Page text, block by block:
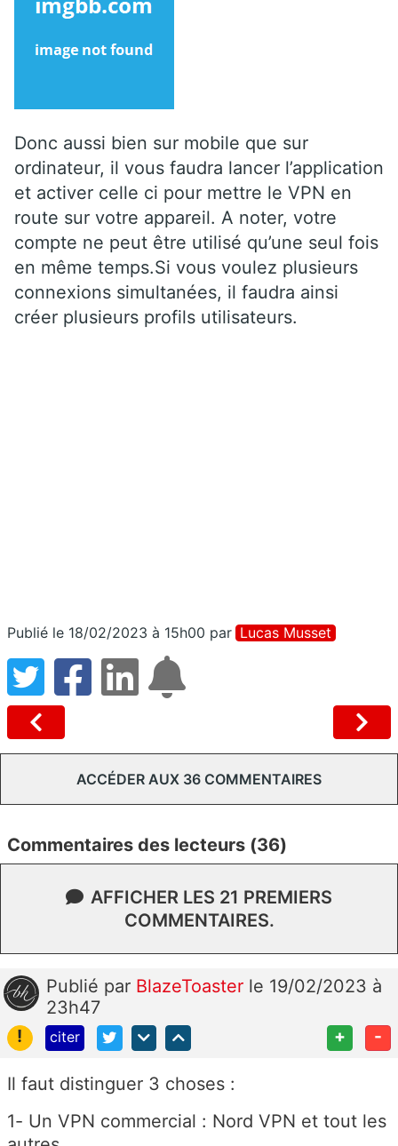
Donc aussi bien sur mobile que sur
ordinateur, il vous faudra lancer l’application
et activer celle ci pour mettre le VPN en
route sur votre appareil. A noter, votre
compte ne peut être utilisé qu’une seul fois
en même temps.Si vous voulez plusieurs
connexions simultanées, il faudra ainsi
créer plusieurs profils utilisateurs.
Publié le 18/02/2023 à 15h00 par Lucas Musset
ACCÉDER AUX 36 COMMENTAIRES
Commentaires des lecteurs (36)
AFFICHER LES 21 PREMIERS
COMMENTAIRES.
Publié par BlazeToaster le 19/02/2023 à
23h47
!
citer + -
Il faut distinguer 3 choses :
1- Un VPN commercial : Nord VPN et tout les